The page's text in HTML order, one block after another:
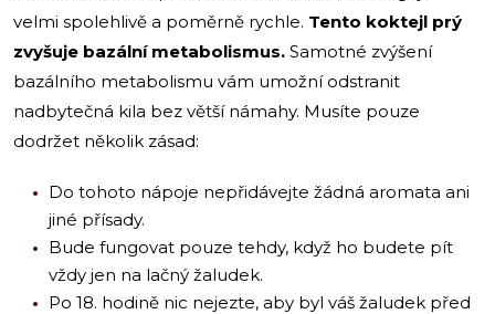
velmi spolehlivě a poměrně rychle. Tento koktejl prý
zvyšuje bazální metabolismus. Samotné zvýšení
bazálního metabolismu vám umožní odstranit
nadbytečná kila bez větší námahy. Musíte pouze
dodržet několik zásad:
Do tohoto nápoje nepřidávejte žádná aromata ani
jiné přísady.
Bude fungovat pouze tehdy, když ho budete pít
vždy jen na lačný žaludek.
Po 18. hodině nic nejezte, aby byl váš žaludek před